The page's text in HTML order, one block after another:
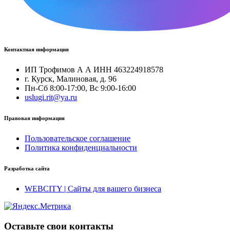
Контактная информация
ИП Трофимов А А ИНН 463224918578
г. Курск, Малиновая, д. 96
Пн-Сб 8:00-17:00, Вс 9:00-16:00
uslugi.rit@ya.ru
Правовая информация
Пользовательское соглашение
Политика конфиденциальности
Разработка сайта
WEBCITY | Сайты для вашего бизнеса
Оставьте свои контакты